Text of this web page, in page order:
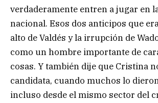
verdaderamente entren a jugar en
nacional. Esos dos anticipos que
alto de Valdés y la irrupción de
como un hombre importante de
cosas. Y también dije que Cristina
candidata, cuando muchos lo
incluso desde el mismo sector del